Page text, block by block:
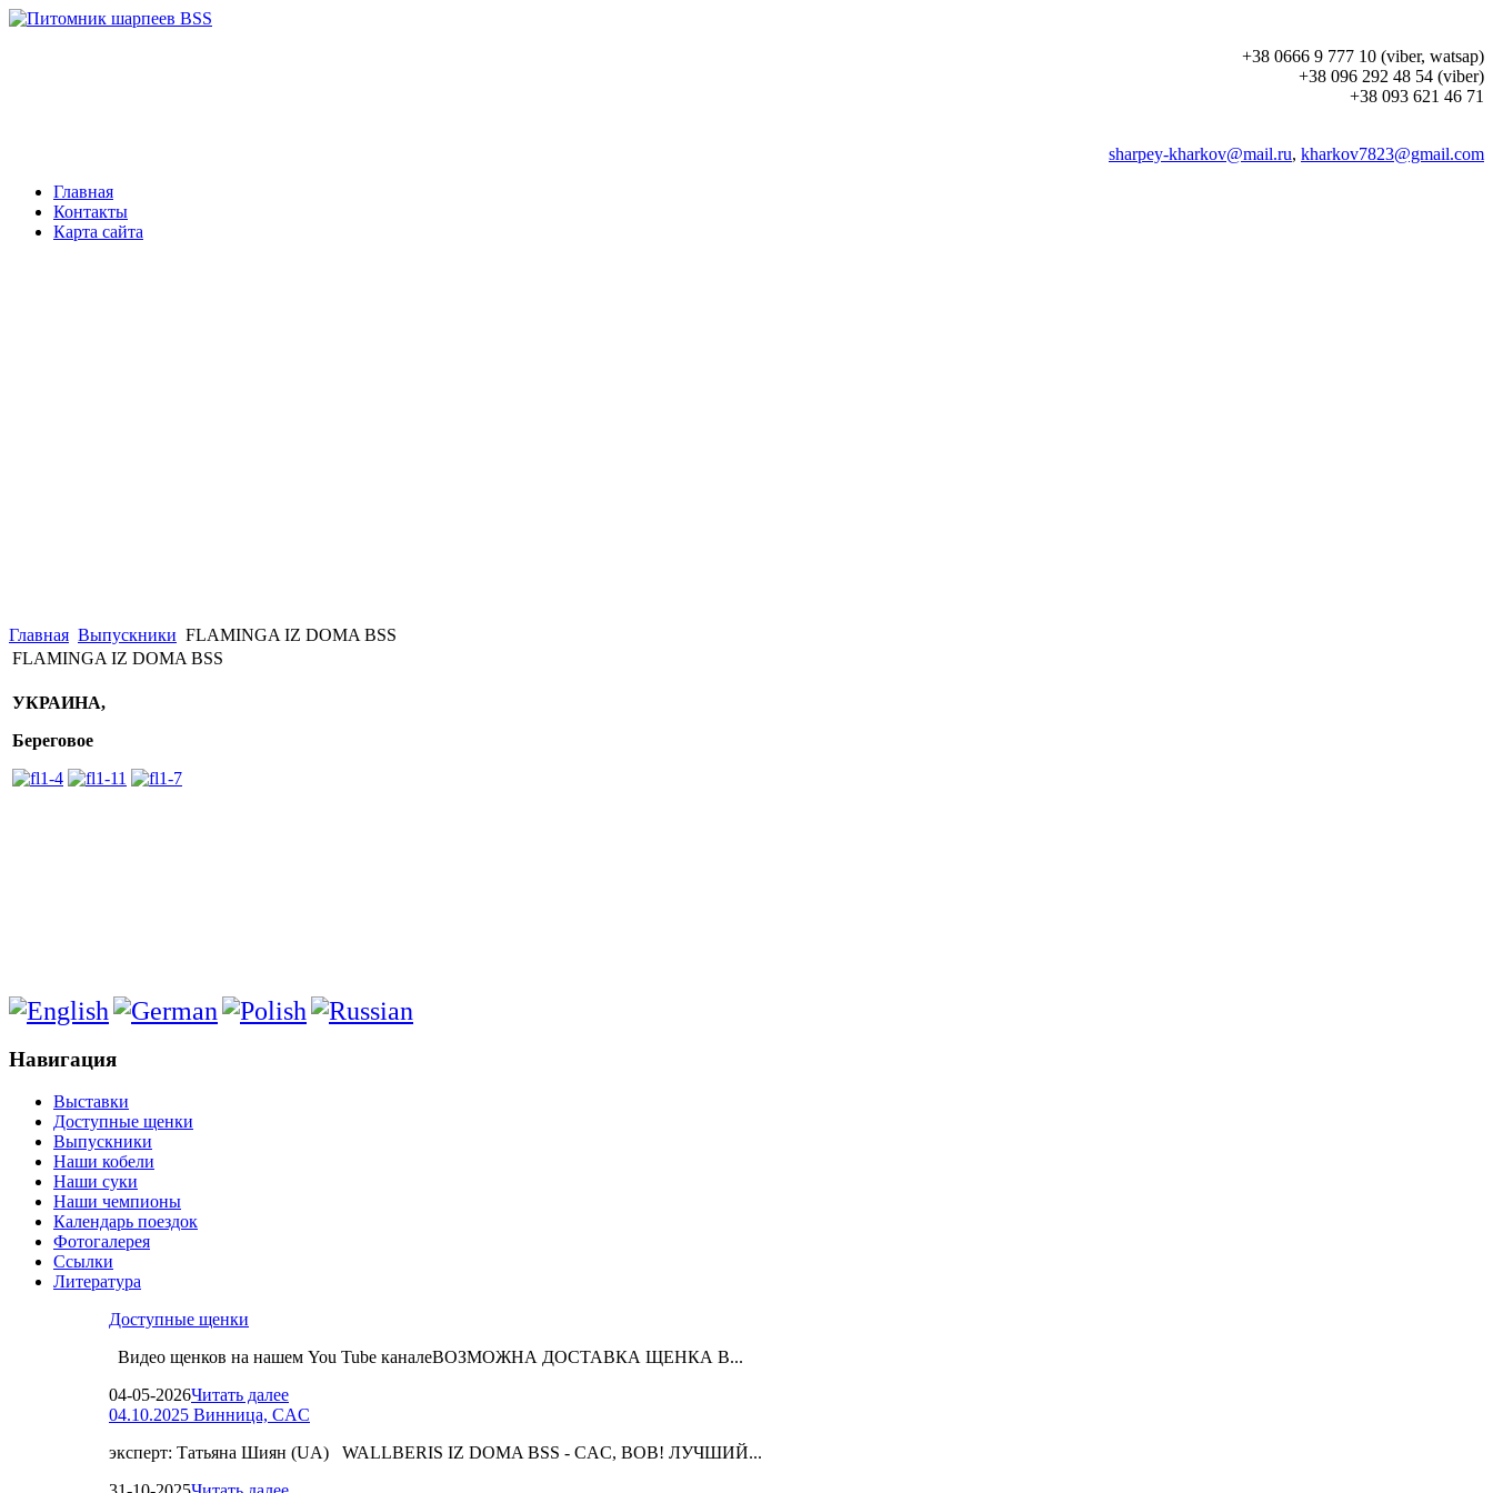
+38 0666 9 777 10 (viber, watsap)
+38 096 292 48 54 (viber)
+38 093 621 46 71
sharpey-kharkov@mail.ru, kharkov7823@gmail.com
Главная
Контакты
Карта сайта
Главная Выпускники FLAMINGA IZ DOMA BSS
FLAMINGA IZ DOMA BSS
УКРАИНА,
Береговое
Навигация
Выставки
Доступные щенки
Выпускники
Наши кобели
Наши суки
Наши чемпионы
Календарь поездок
Фотогалерея
Ссылки
Литература
Доступные щенки
Видео щенков на нашем You Tube каналеВОЗМОЖНА ДОСТАВКА ЩЕНКА В...
04-05-2026Читать далее
04.10.2025 Винница, CAC
эксперт: Татьяна Шиян (UA) WALLBERIS IZ DOMA BSS - CAC, BOB! ЛУЧШИЙ...